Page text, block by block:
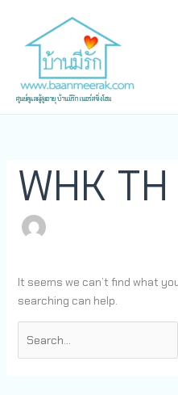
content
ศูนย์ดูแลผู้สูงอายุ บ้านมีรัก เนอร์สซิ่งโฮม
WHK TH
It seems we can’t find what
searching can help.